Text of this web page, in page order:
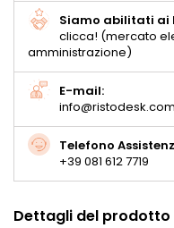
Siamo abilitati ai
clicca! (mercato
amministrazione)
E-mail:
info@ristodesk.com
Telefono
+39 081 612 7719
Dettagli del prodotto